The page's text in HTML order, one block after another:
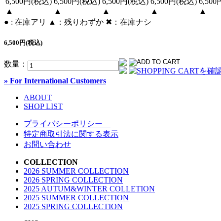
▲
▲
▲
▲
▲
● : 在庫アリ ▲：残りわずか ✖︎：在庫ナシ
6,500円(税込)
数量：
» For International Customers
ABOUT
SHOP LIST
プライバシーポリシー
特定商取引法に関する表示
お問い合わせ
COLLECTION
2026 SUMMER COLLECTION
2026 SPRING COLLECTION
2025 AUTUM&WINTER COLLETION
2025 SUMMER COLLECTION
2025 SPRING COLLECTION